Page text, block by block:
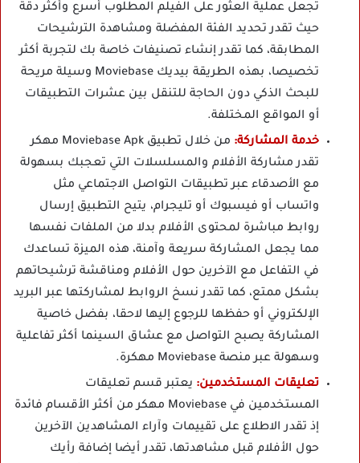
تجعل عملية العثور على الفيلم المطلوب أسرع وأكثر دقة
حيث تقدر تحديد الفئة المفضلة ومشاهدة الترشيحات
المطابقة، كما تقدر إنشاء تصنيفات خاصة بك لتجربة أكثر
تخصيصا، بهذه الطريقة بيديك Moviebase وسيلة مريحة
للبحث الذكي دون الحاجة للتنقل بين عشرات التطبيقات
أو المواقع المختلفة.
خدمة المشاركة:
من خلال تطبيق Moviebase Apk مهكر
تقدر مشاركة الأفلام والمسلسلات التي تعجبك بسهولة
مع الأصدقاء عبر تطبيقات التواصل الاجتماعي مثل
واتساب أو فيسبوك أو تليجرام، يتيح التطبيق إرسال
روابط مباشرة لمحتوى الأفلام بدلا من الملفات نفسها
مما يجعل المشاركة سريعة وآمنة، هذه الميزة تساعدك
في التفاعل مع الآخرين حول الأفلام ومناقشة ترشيحاتهم
بشكل ممتع، كما تقدر نسخ الروابط لمشاركتها عبر البريد
الإلكتروني أو حفظها للرجوع إليها لاحقا، بفضل خاصية
المشاركة يصبح التواصل مع عشاق السينما أكثر تفاعلية
وسهولة عبر منصة Moviebase مهكرة.
تعليقات المستخدمين: يعتبر قسم تعليقات
المستخدمين في Moviebase مهكر من أكثر الأقسام فائدة
إذ تقدر الاطلاع على تقييمات وآراء المشاهدين الآخرين
حول الأفلام قبل مشاهدتها، تقدر أيضا إضافة رأيك